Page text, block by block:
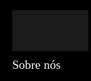
Sobre nós